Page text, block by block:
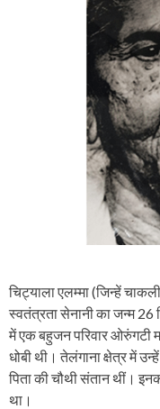
चिट्याला एलम्मा (जिन्हें
स्वतंत्रता सेनानी का जन्म
में एक बहुजन परिवार ओरुंगटी
धोबी थी। तेलंगाना क्षेत्र में
पिता की चौथी संतान थीं।
था।